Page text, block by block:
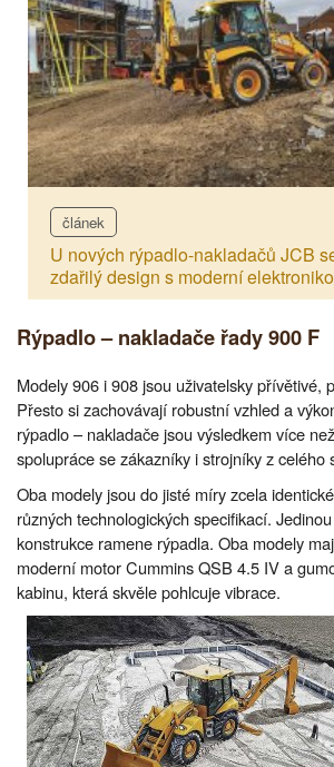
článek
U nových rýpadlo-nakladačů JCB
zdařilý design s moderní
Rýpadlo – nakladače řady 900 F
Modely 906 i 908 jsou uživatelsky přívětivé,
Přesto si zachovávají robustní vzhled a
rýpadlo – nakladače jsou výsledkem více
spolupráce se zákazníky i strojníky z celého
Oba modely jsou do jisté míry zcela
různých technologických specifikací.
konstrukce ramene rýpadla. Oba modely
moderní motor Cummins QSB 4.5 IV a
kabinu, která skvěle pohlcuje vibrace.